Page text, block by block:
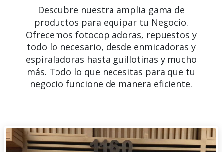
Descubre nuestra amplia gama de
productos para equipar tu Negocio.
Ofrecemos fotocopiadoras, repuestos y
todo lo necesario, desde enmicadoras y
espiraladoras hasta guillotinas y mucho
más. Todo lo que necesitas para que tu
negocio funcione de manera eficiente.